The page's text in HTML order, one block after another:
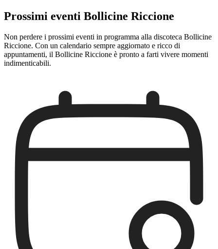
Prossimi eventi Bollicine Riccione
Non perdere i prossimi eventi in programma alla discoteca Bollicine
Riccione. Con un calendario sempre aggiornato e ricco di
appuntamenti, il Bollicine Riccione è pronto a farti vivere momenti
indimenticabili.